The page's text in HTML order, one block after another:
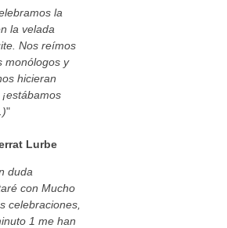
la
la velada
Nos reímos
monólogos y
hicieran
"
Lurbe
duda
con Mucho
celebraciones,
1 me han